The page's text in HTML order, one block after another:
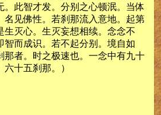
。此智才发。分别之心顿泯。当体
名见佛性。若刹那流入意地。起第
生灭心。生灭妄想相续。念念不
智而成识。若不起分别。境自如
那者。时之极速也。一念中有九十
十五刹那。）